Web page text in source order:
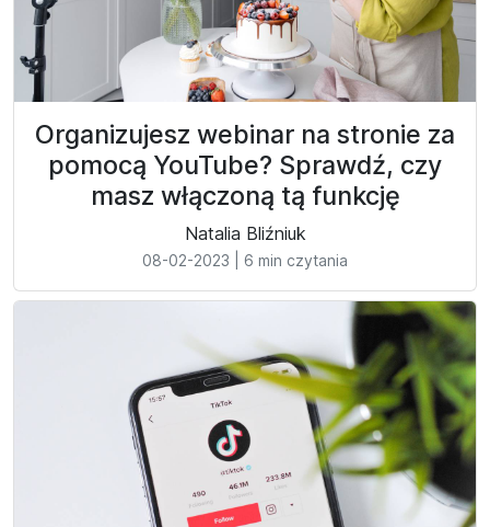
Organizujesz webinar na stronie za
pomocą YouTube? Sprawdź, czy
masz włączoną tą funkcję
Natalia Bliźniuk
08-02-2023 6 min czytania